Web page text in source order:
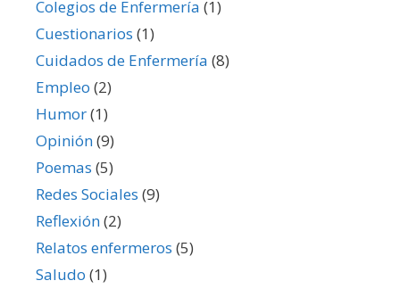
Colegios de Enfermería (1)
Cuestionarios (1)
Cuidados de Enfermería (8)
Empleo (2)
Humor(1)
Opinión(9)
Poemas (5)
Redes Sociales (9)
Reflexión(2)
Relatos enfermeros (5)
Saludo (1)